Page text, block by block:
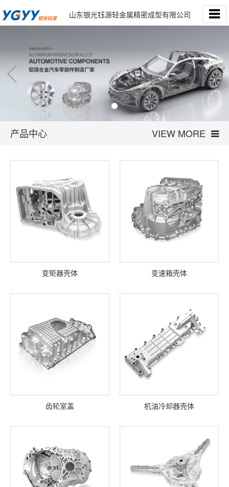
山东银光钰源轻金属精密成型有限公司
产品中心 VIEW MORE
变矩器壳体 变速箱壳体
齿轮室盖 机油冷却器壳体